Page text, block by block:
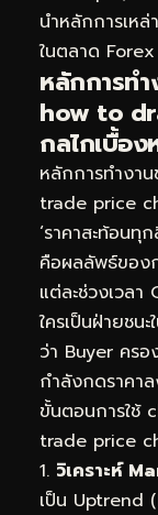
นำหลักการเหล่
ในตลาด
หลักการท
how to
กลไกเบื้อง
หลักการทำงา
trade price
‘ราคาสะท้อน
คือผลลัพธ์ของ
แต่ละช่วงเวลา
ใครเป็นฝ่ายชน
ว่า Buyer คร
กำลังกดราคา
ขั้นตอนการใช้
trade price
วิเคราะห์
เป็น Uptrend